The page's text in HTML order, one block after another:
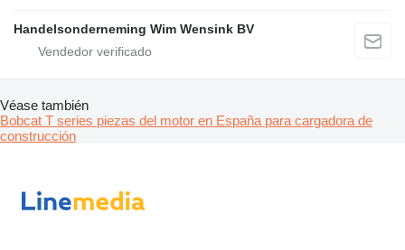
Handelsonderneming Wim Wensink BV
Véase también
Bobcat T series piezas del motor en España para cargadora de
construcción